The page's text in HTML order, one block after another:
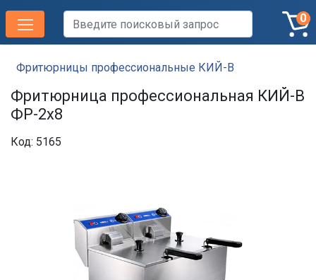
0
Фритюрницы профессиональные КИЙ-В
Фритюрница профессиональная КИЙ-В
ФР-2х8
Код: 5165